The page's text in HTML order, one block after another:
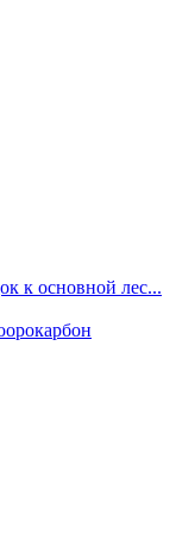
к основной лес...